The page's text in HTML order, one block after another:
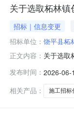
关于选取柘林
招标｜信息变更
招标单位： 饶平县柘
正文内容： 关于选取
客孵化中
面提升。
发布时间： 2026-06-
相关产品：
施工招标